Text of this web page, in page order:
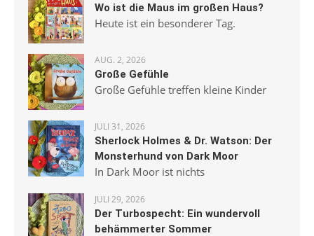
Wo ist die Maus im großen Haus?
Heute ist ein besonderer Tag.
AUG. 2, 2026
Große Gefühle
Große Gefühle treffen kleine Kinder
JULI 31, 2026
Sherlock Holmes & Dr. Watson: Der
Monsterhund von Dark Moor
In Dark Moor ist nichts
JULI 29, 2026
Der Turbospecht: Ein wundervoll
behämmerter Sommer